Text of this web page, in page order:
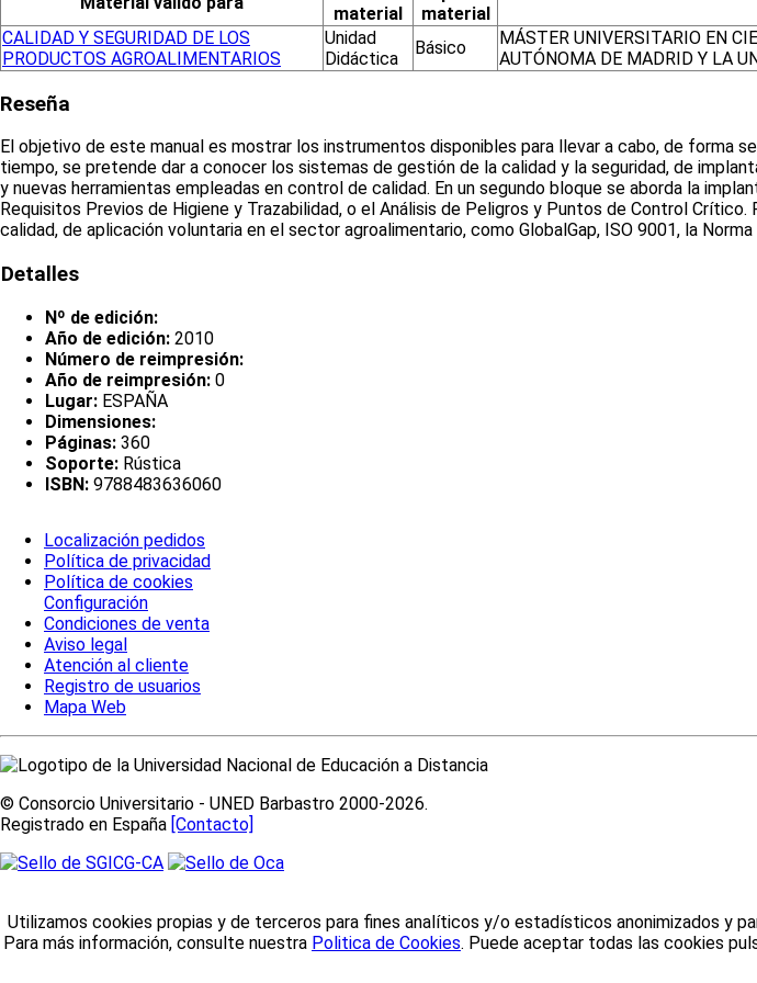
material
material
CALIDAD Y SEGURIDAD DE LOS
PRODUCTOS AGROALIMENTARIOS
Unidad
Didáctica
Básico
MÁSTER UNIVERSITARIO EN
AUTÓNOMA DE MADRID Y LA
Reseña
El objetivo de este manual es mostrar los instrumentos disponibles para llevar a cabo, de forma
tiempo, se pretende dar a conocer los sistemas de gestión de la calidad y la seguridad, de
y nuevas herramientas empleadas en control de calidad. En un segundo bloque se aborda la
Requisitos Previos de Higiene y Trazabilidad, o el Análisis de Peligros y Puntos de Control
calidad, de aplicación voluntaria en el sector agroalimentario, como GlobalGap, ISO 9001, la
Detalles
Nº de edición:
Año de edición: 2010
Número de reimpresión:
Año de reimpresión: 0
Lugar: ESPAÑA
Dimensiones:
Páginas: 360
Soporte: Rústica
ISBN: 9788483636060
Localización pedidos
Política de privacidad
Política de cookies
Configuración
Condiciones de venta
Aviso legal
Atención al cliente
Registro de usuarios
Mapa Web
© Consorcio Universitario - UNED Barbastro 2000-2026.
Registrado en España [Contacto]
Utilizamos cookies propias y de terceros para fines analíticos y/o estadísticos anonimizados y
Para más información, consulte nuestra Politica de Cookies. Puede aceptar todas las cookies